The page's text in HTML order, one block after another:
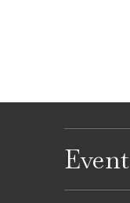
Event